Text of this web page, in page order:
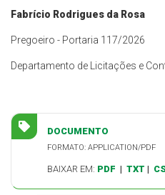
Fabrício Rodrigues da Rosa
Pregoeiro - Portaria 117/2026
Departamento de Licitações e
DOCUMENTO
FORMATO: APPLICATION/PDF
BAIXAR EM: PDF | TXT |